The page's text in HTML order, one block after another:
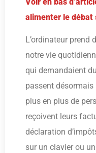
alimenter le débat
L’ordinateur prend
notre vie
qui demandaient
passent désormais
plus en plus de
reçoivent leurs
déclaration
sur un clavier ou